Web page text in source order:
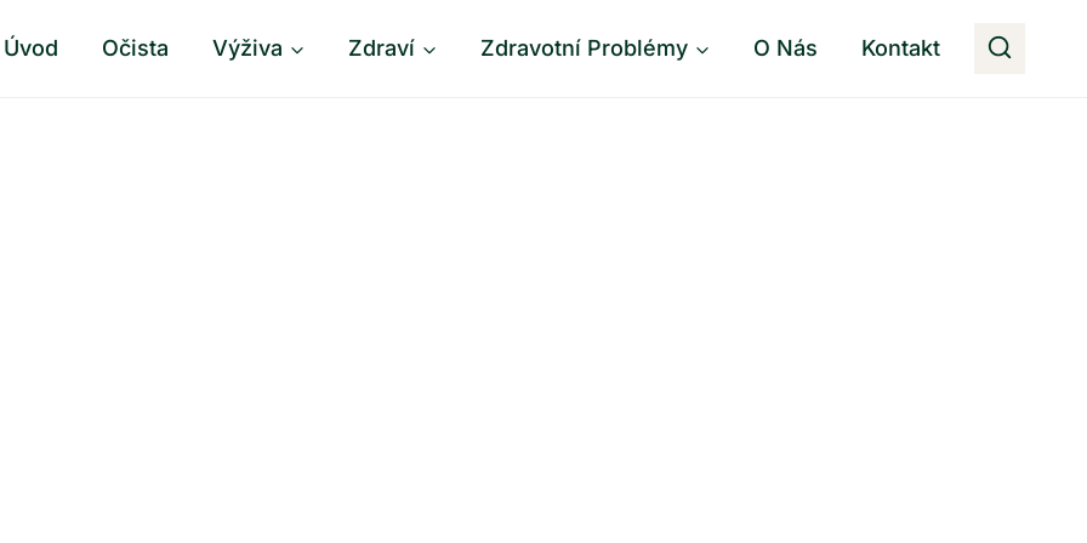
Úvod Očista Výživa Zdraví Zdravotní Problémy O Nás Kontakt